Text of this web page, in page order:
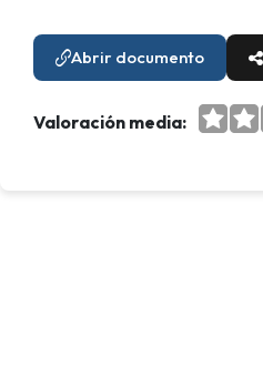
Abrir documento
Valoración media: